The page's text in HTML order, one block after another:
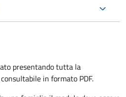
presentando tutta la
in formato PDF.